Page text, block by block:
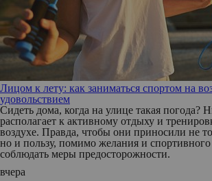
Лицом к лету: как заниматься спортом на
удовольствием
Сидеть дома, когда на улице такая погода?
располагает к активному отдыху и
воздухе. Правда, чтобы они приносили не
но и пользу, помимо желания и
соблюдать меры предосторожности.
вчера